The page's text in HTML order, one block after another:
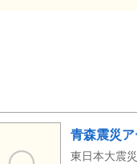
青森震災ア
東日本大震